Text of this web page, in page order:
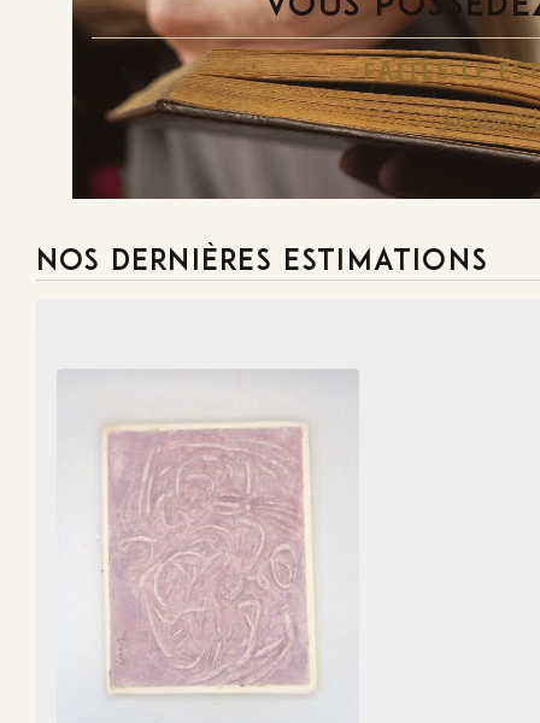
VOUS
FAITES-LE
NOS DERNIÈRES ESTIMATIONS